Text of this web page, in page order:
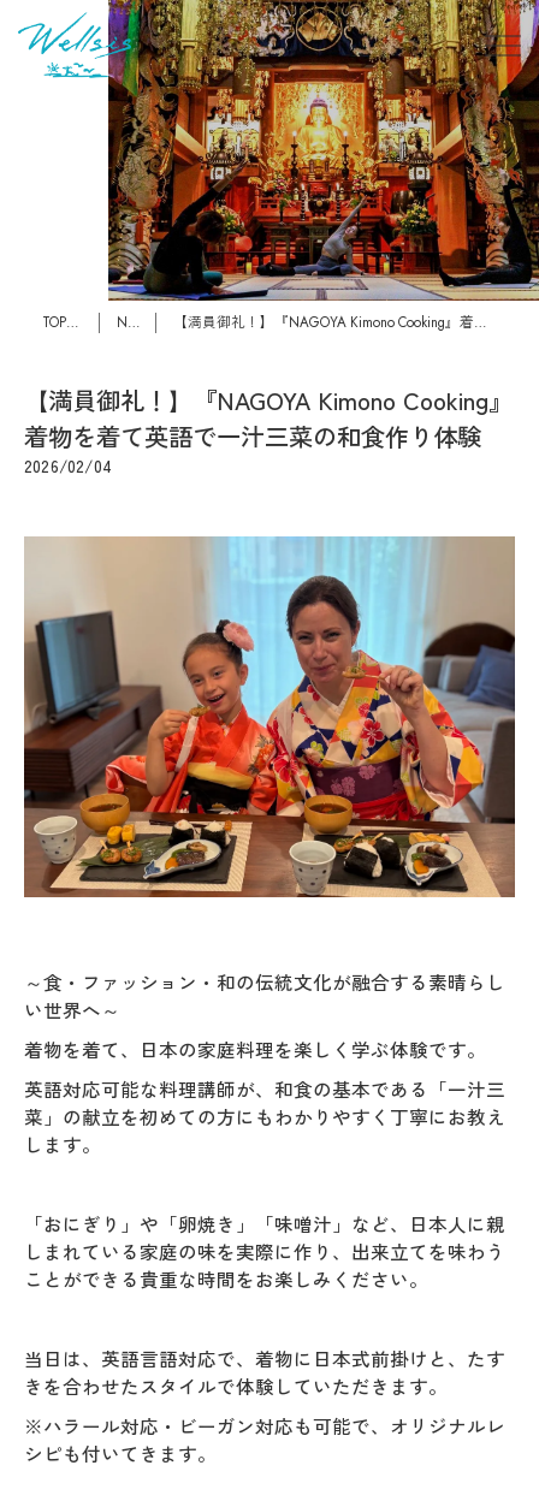
TOPページ News 【満員御礼！】『NAGOYA Kimono Cooking』着物を着て英語で一汁三菜の和食作り体験
【満員御礼！】『NAGOYA Kimono Cooking』
着物を着て英語で一汁三菜の和食作り体験
2026/02/04
～食・ファッション・和の伝統文化が融合する素晴らし
い世界へ～
着物を着て、日本の家庭料理を楽しく学ぶ体験です。
英語対応可能な料理講師が、和食の基本である「一汁三
菜」の献立を初めての方にもわかりやすく丁寧にお教え
します。
「おにぎり」や「卵焼き」「味噌汁」など、日本人に親
しまれている家庭の味を実際に作り、出来立てを味わう
ことができる貴重な時間をお楽しみください。
当日は、英語言語対応で、着物に日本式前掛けと、たす
きを合わせたスタイルで体験していただきます。
※ハラール対応・ビーガン対応も可能で、オリジナルレ
シピも付いてきます。